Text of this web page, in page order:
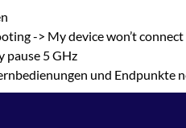
-> My device won’t connect
pause 5 GHz
und Endpunkte